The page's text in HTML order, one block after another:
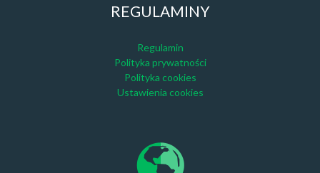
REGULAMINY
Regulamin
Polityka prywatności
Polityka cookies
Ustawienia cookies